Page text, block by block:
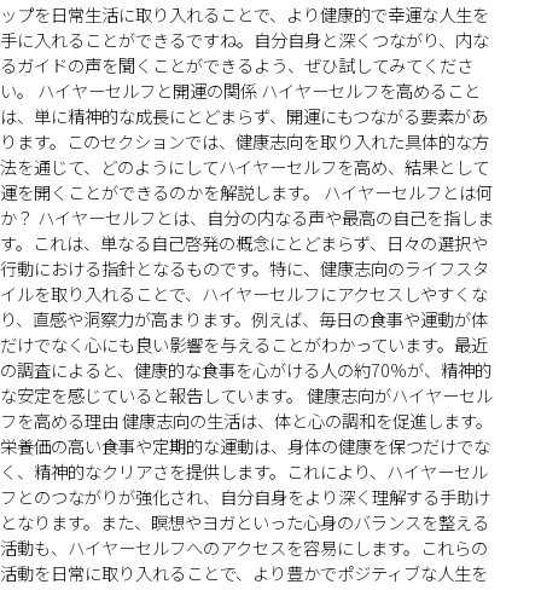
ップを日常生活に取り入れることで、より健康的で幸運な人生を
手に入れることができるですね。自分自身と深くつながり、内な
るガイドの声を聞くことができるよう、ぜひ試してみてくださ
い。 ハイヤーセルフと開運の関係 ハイヤーセルフを高めること
は、単に精神的な成長にとどまらず、開運にもつながる要素があ
ります。このセクションでは、健康志向を取り入れた具体的な方
法を通じて、どのようにしてハイヤーセルフを高め、結果として
運を開くことができるのかを解説します。 ハイヤーセルフとは何
か？ ハイヤーセルフとは、自分の内なる声や最高の自己を指しま
す。これは、単なる自己啓発の概念にとどまらず、日々の選択や
行動における指針となるものです。特に、健康志向のライフスタ
イルを取り入れることで、ハイヤーセルフにアクセスしやすくな
り、直感や洞察力が高まります。例えば、毎日の食事や運動が体
だけでなく心にも良い影響を与えることがわかっています。最近
の調査によると、健康的な食事を心がける人の約70%が、精神的
な安定を感じていると報告しています。 健康志向がハイヤーセル
フを高める理由 健康志向の生活は、体と心の調和を促進します。
栄養価の高い食事や定期的な運動は、身体の健康を保つだけでな
く、精神的なクリアさを提供します。これにより、ハイヤーセル
フとのつながりが強化され、自分自身をより深く理解する手助け
となります。また、瞑想やヨガといった心身のバランスを整える
活動も、ハイヤーセルフへのアクセスを容易にします。これらの
活動を日常に取り入れることで、より豊かでポジティブな人生を